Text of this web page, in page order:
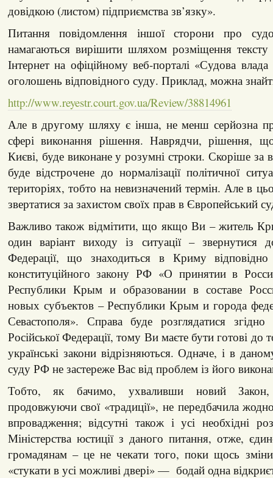
довідкою (листом) підприємства зв’язку».
Питання повідомлення іншої сторони про
намагаються вирішити шляхом розміщення тексту
Інтернет на офіційному веб-порталі «Судова влада
оголошень відповідного суду. Приклад, можна
http://www.reyestr.court.gov.ua/Review/38814961
Але в другому шляху є інша, не менш серйозна
сфері виконання рішення. Наврядчи, рішення,
Києві, буде виконане у розумні строки. Скоріше за
буде відстрочене до нормалізації політичної
територіях, тобто на невизначений термін. Але в
звертатися за захистом своїх прав в Європейський
Важливо також відмітити, що якщо Ви – житель
один варіант виходу із ситуації – звернутися
Федерації, що знаходиться в Криму
конституційного закону РФ «О принятии в
Республики Крым и образовании в составе
новых субъектов – Республики Крым и города
Севастополя». Справа буде розглядатися згідно
Російської Федерації, тому Ви маєте бути готові до
українські закони відрізняються. Одначе, і в
суду РФ не застереже Вас від проблем із його
Тобто, як бачимо, ухваливши новий
продовжуючи свої «традиції», не передбачила
впровадження; відсутні також і усі необхідні
Міністерства юстиції з даного питання, отже,
громадянам – це не чекати того, поки щось
«стукати в усі можливі двері» — бодай одна